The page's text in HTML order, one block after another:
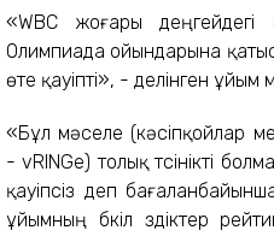
«WBC жоғары деңгейдегі
Олимпиада ойындарына
өте қауіпті», - делінген ұйым
«Бұл мәселе (кәсіпқойлар
- vRINGe) толық түсінікті
қауіпсіз деп
ұйымның бүкіл үздіктер